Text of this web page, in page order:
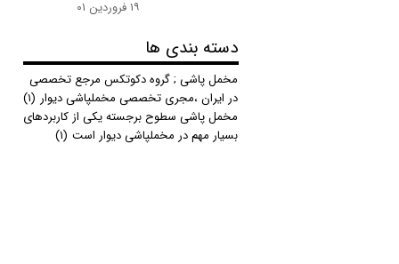
۱۹ فروردین ۰۱
دسته بندی ها
مخمل پاشی ; گروه دکوتکس مرجع تخصصی
در ایران ،مجری تخصصی مخملپاشی دیوار (۱)
مخمل پاشی سطوح برجسته یکی از کاربردهای
بسیار مهم در مخملپاشی دیوار است (۱)